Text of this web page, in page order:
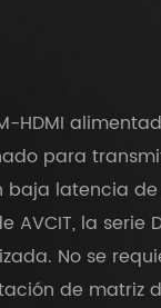
HDMI
para
latencia de
AVCIT, la serie
No se
de matriz